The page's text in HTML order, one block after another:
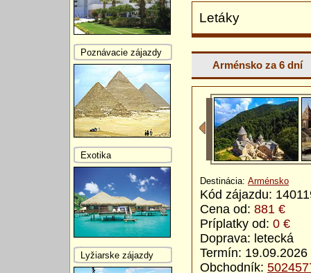
Letáky
Arménsko za 6 dní
Destinácia: Arménsko
Kód zájazdu:
Cena od: 881 €
Príplatky od: 0 €
Doprava: letecká
Termín:
Obchodník:
Poznávacie zájazdy
Exotika
Lyžiarske zájazdy